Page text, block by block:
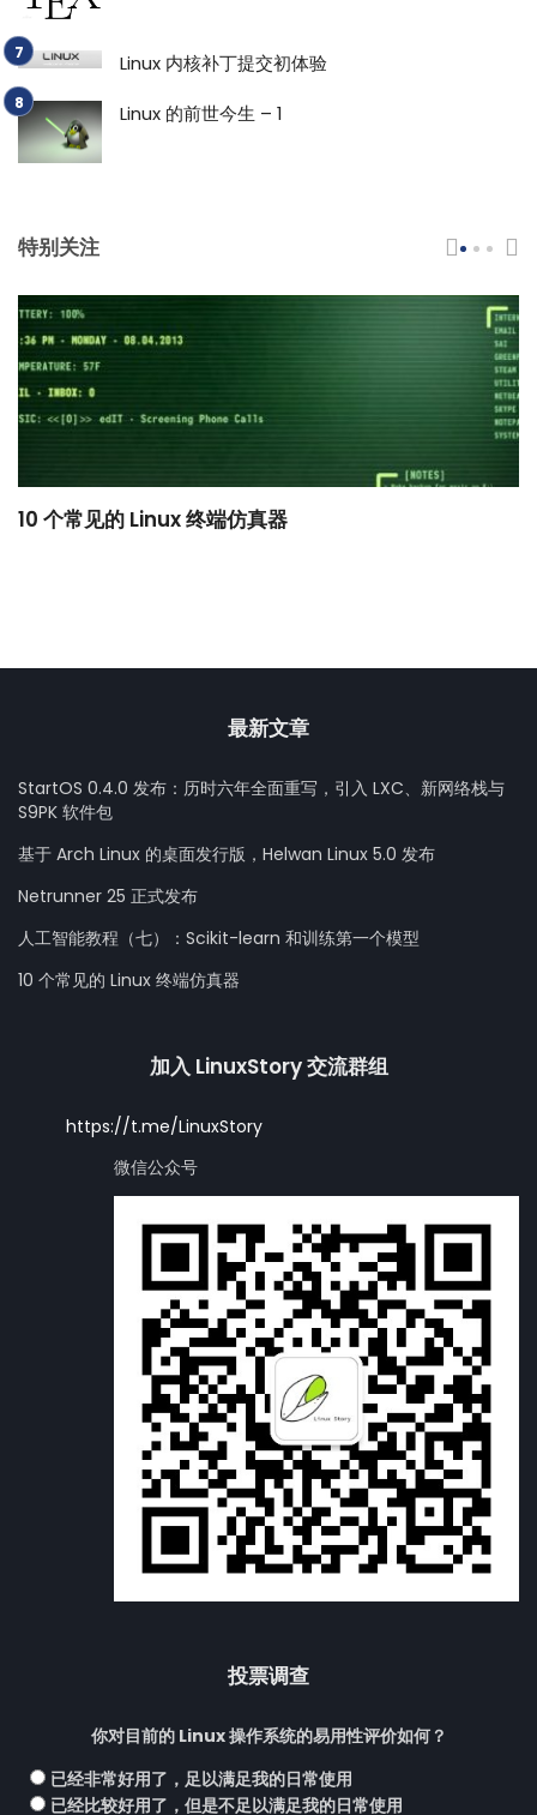
Linux 内核补丁提交初体验
Linux 的前世今生 – 1
特别关注
10 个常见的 Linux 终端仿真器
最新文章
StartOS 0.4.0 发布：历时六年全面重写，引入 LXC、新网络栈与
S9PK 软件包
基于 Arch Linux 的桌面发行版，Helwan Linux 5.0 发布
Netrunner 25 正式发布
人工智能教程（七）：Scikit-learn 和训练第一个模型
10 个常见的 Linux 终端仿真器
加入 LinuxStory 交流群组
https://t.me/LinuxStory
微信公众号
投票调查
你对目前的 Linux 操作系统的易用性评价如何？
已经非常好用了，足以满足我的日常使用
已经比较好用了，但是不足以满足我的日常使用